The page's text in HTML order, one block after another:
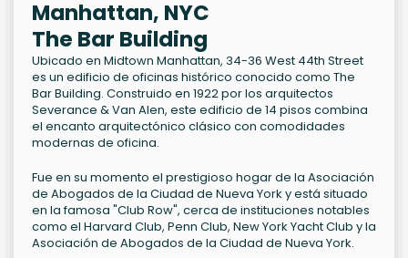
Manhattan, NYC
The Bar Building
Ubicado en Midtown Manhattan, 34-36 West 44th Street
es un edificio de oficinas histórico conocido como The
Bar Building. Construido en 1922 por los arquitectos
Severance & Van Alen, este edificio de 14 pisos combina
el encanto arquitectónico clásico con comodidades
modernas de oficina.
Fue en su momento el prestigioso hogar de la Asociación
de Abogados de la Ciudad de Nueva York y está situado
en la famosa "Club Row", cerca de instituciones notables
como el Harvard Club, Penn Club, New York Yacht Club y la
Asociación de Abogados de la Ciudad de Nueva York.